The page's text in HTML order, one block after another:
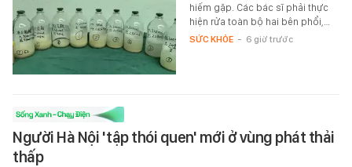
hiếm gặp. Các bác sĩ phải thực
hiện rửa toàn bộ hai bên phổi,…
SỨC KHỎE - 6 giờ trước
Người Hà Nội 'tập thói quen' mới ở vùng phát thải
thấp